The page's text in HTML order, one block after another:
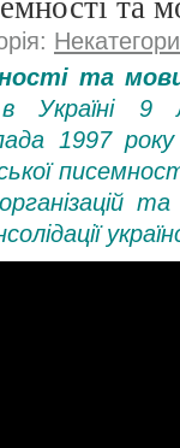
та
в Україні
1997